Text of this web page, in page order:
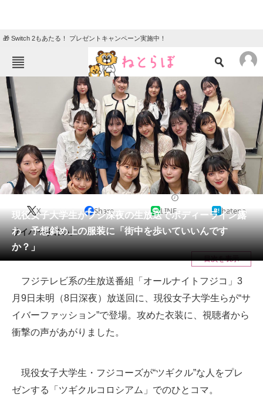
🎁 Switch 2もあたる！ プレゼントキャンペーン実施中！
ねとらぼメニュー
TOP ニュース
エンタメ クイズ
グルメ 地域
住まい 教育・育児
動物 リサーチ
会員記事
メディア
注目記事を集めた総合ページ
スマホと通信の最新トレンド
進化するPCとデバイスの未来
ビジネスと働き方のヒント
現役女子大学生がフジ深夜の生放送でボディーライン露
わ 予想斜め上の服装に「街中を歩いていいんです
か？」
X Share LINE hatena
サイバーすごい。
目次を表示
フジテレビ系の生放送番組「オールナイトフジコ」3
月9日未明（8日深夜）放送回に、現役女子大学生らが“サ
イバーファッション”で登場。攻めた衣装に、視聴者から
衝撃の声があがりました。
現役女子大学生・フジコーズが“ツギクル”な人をプレ
ゼンする「ツギクルコロシアム」でのひとコマ。